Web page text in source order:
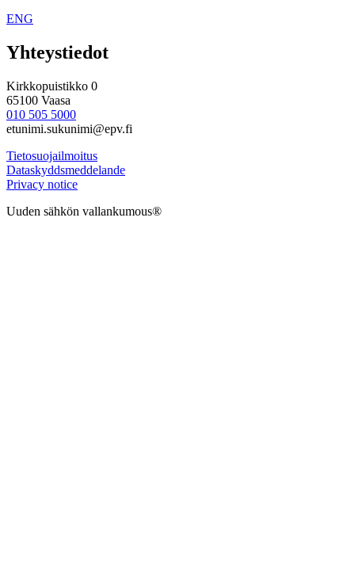
ENG
Yhteystiedot
Kirkkopuistikko 0
65100 Vaasa
010 505 5000
etunimi.sukunimi@epv.fi
Tietosuojailmoitus
Dataskyddsmeddelande
Privacy notice
Uuden sähkön vallankumous®